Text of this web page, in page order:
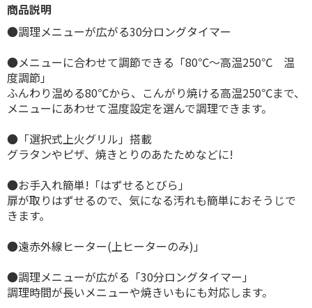
商品説明
●調理メニューが広がる30分ロングタイマー
●メニューに合わせて調節できる「80℃〜高温250℃ 温
度調節」
ふんわり温める80℃から、こんがり焼ける高温250℃まで、
メニューにあわせて温度設定を選んで調理できます。
●「選択式上火グリル」搭載
グラタンやピザ、焼きとりのあたためなどに!
●お手入れ簡単!「はずせるとびら」
扉が取りはずせるので、気になる汚れも簡単におそうじで
きます。
●遠赤外線ヒーター(上ヒーターのみ)」
●調理メニューが広がる「30分ロングタイマー」
調理時間が長いメニューや焼きいもにも対応します。